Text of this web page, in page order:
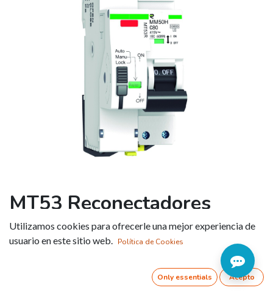
MT53 Reconectadores
automáticos
magnetotérmicos
Utilizamos cookies para ofrecerle una mejor experiencia de
usuario en este sitio web. Política de Cookies
Only essentials Acepto